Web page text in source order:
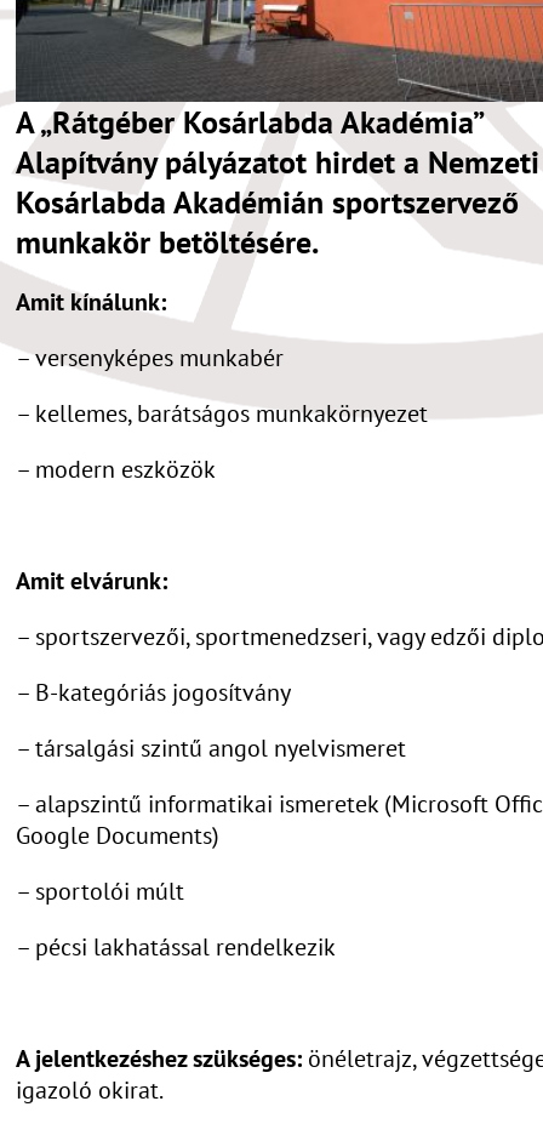
A „Rátgéber Kosárlabda Akadémia”
Alapítvány pályázatot hirdet a Nemzeti
Kosárlabda Akadémián sportszervező
munkakör betöltésére.
Amit kínálunk:
– versenyképes munkabér
– kellemes, barátságos munkakörnyezet
– modern eszközök
Amit elvárunk:
– sportszervezői, sportmenedzseri, vagy edzői
– B-kategóriás jogosítvány
– társalgási szintű angol nyelvismeret
– alapszintű informatikai ismeretek (Microsoft
Google Documents)
– sportolói múlt
– pécsi lakhatással rendelkezik
A jelentkezéshez szükséges: önéletrajz,
igazoló okirat.